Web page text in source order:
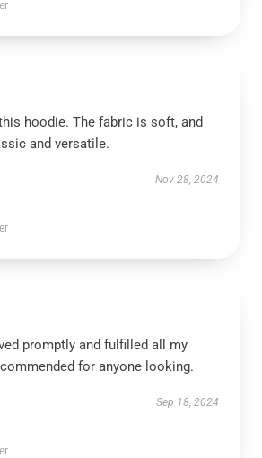
hoodie. The fabric is soft, and
and versatile.
Nov 28, 2024
promptly and fulfilled all my
for anyone looking.
Sep 18, 2024